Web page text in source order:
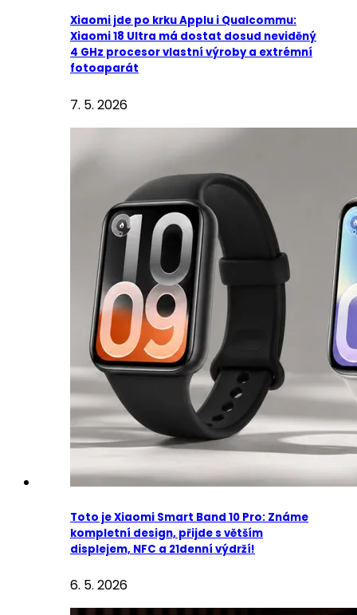
Xiaomi jde po krku Applu i Qualcommu:
Xiaomi 18 Ultra má dostat dosud neviděný
4 GHz procesor vlastní výroby a extrémní
fotoaparát
7. 5. 2026
Toto je Xiaomi Smart Band 10 Pro: Známe
kompletní design, přijde s větším
displejem, NFC a 21denní výdrží!
6. 5. 2026